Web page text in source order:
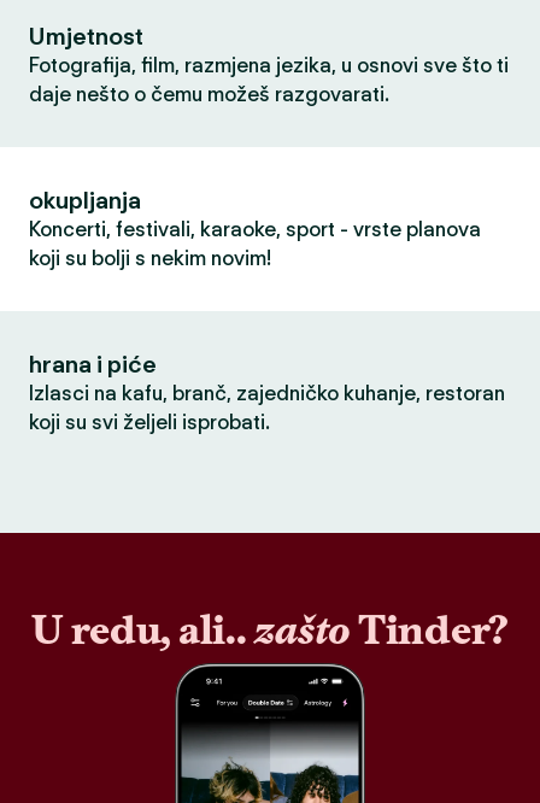
Umjetnost
Fotografija, film, razmjena jezika, u osnovi sve što ti
daje nešto o čemu možeš razgovarati.
okupljanja
Koncerti, festivali, karaoke, sport - vrste planova
koji su bolji s nekim novim!
hrana i piće
Izlasci na kafu, branč, zajedničko kuhanje, restoran
koji su svi željeli isprobati.
U redu, ali..zaštoTinder?